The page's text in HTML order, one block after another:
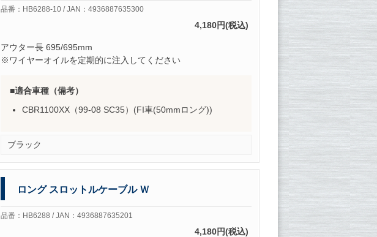
品番：HB6288-10 / JAN：4936887635300
4,180円(税込)
アウター長 695/695mm
※ワイヤーオイルを定期的に注入してください
適合車種（備考）
CBR1100XX（99-08 SC35）(FI車(50mmロング))
ブラック
ロング スロットルケーブル Ｗ
品番：HB6288 / JAN：4936887635201
4,180円(税込)